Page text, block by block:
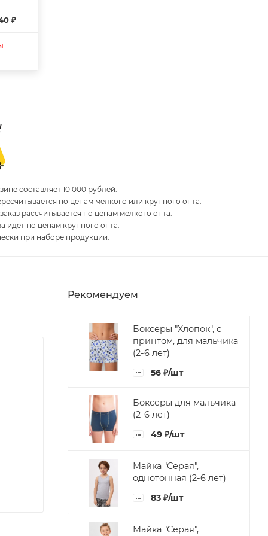
₽
составляет 10 000 рублей.
по ценам мелкого или крупного опта.
рассчитывается по ценам мелкого опта.
идет по ценам крупного опта.
при наборе продукции.
Рекомендуем
Боксеры "Хлопок", с
принтом, для мальчика
(2-6 лет)
56 ₽/шт
Боксеры для мальчика
(2-6 лет)
49 ₽/шт
Майка "Серая",
однотонная (2-6 лет)
83 ₽/шт
Майка "Серая",